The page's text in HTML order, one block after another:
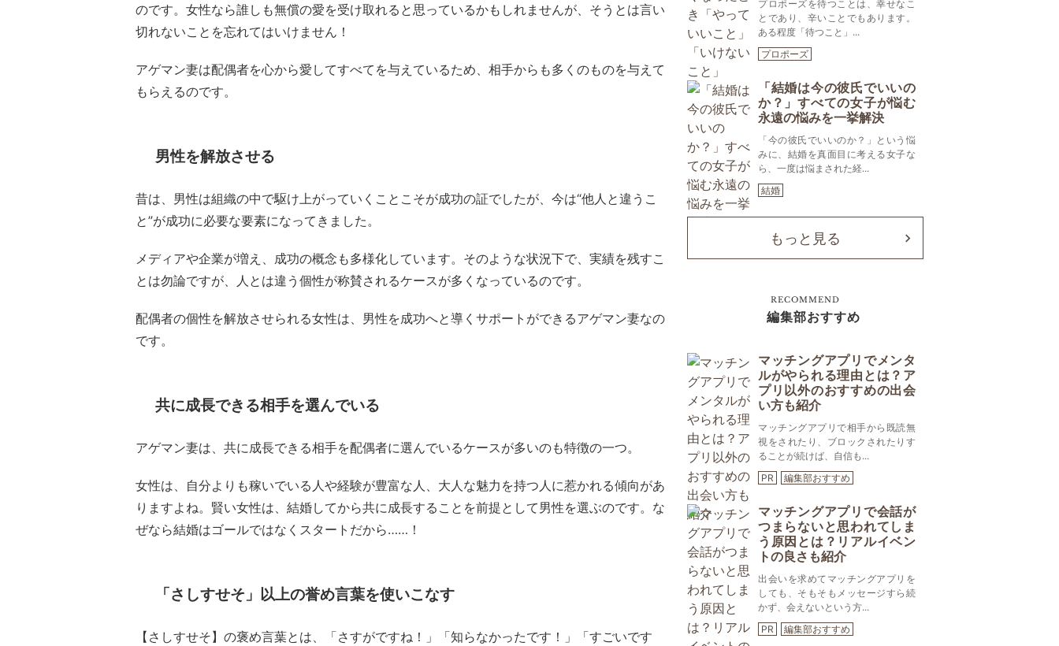
のです。女性なら誰しも無償の愛を受け取れると思っているかもしれませんが、そうとは言い
切れないことを忘れてはいけません！
アゲマン妻は配偶者を心から愛してすべてを与えているため、相手からも多くのものを与えて
もらえるのです。
男性を解放させる
昔は、男性は組織の中で駆け上がっていくことこそが成功の証でしたが、今は“他人と違うこ
と”が成功に必要な要素になってきました。
メディアや企業が増え、成功の概念も多様化しています。そのような状況下で、実績を残すこ
とは勿論ですが、人とは違う個性が称賛されるケースが多くなっているのです。
配偶者の個性を解放させられる女性は、男性を成功へと導くサポートができるアゲマン妻なの
です。
共に成長できる相手を選んでいる
アゲマン妻は、共に成長できる相手を配偶者に選んでいるケースが多いのも特徴の一つ。
女性は、自分よりも稼いでいる人や経験が豊富な人、大人な魅力を持つ人に惹かれる傾向があ
りますよね。賢い女性は、結婚してから共に成長することを前提として男性を選ぶのです。な
ぜなら結婚はゴールではなくスタートだから……！
「さしすせそ」以上の誉め言葉を使いこなす
【さしすせそ】の褒め言葉とは、「さすがですね！」「知らなかったです！」「すごいです
プロポーズを待つことは、幸せなこ
とであり、辛いことでもあります。
ある程度「待つこと」...
プロポーズ
「結婚は今の彼氏でいいの
か？」すべての女子が悩む
永遠の悩みを一挙解決
「今の彼氏でいいのか？」という悩
みに、結婚を真面目に考える女子な
ら、一度は悩まされた経...
結婚
もっと見る
RECOMMEND
編集部おすすめ
マッチングアプリでメンタ
ルがやられる理由とは？ア
プリ以外のおすすめの出会
い方も紹介
マッチングアプリで相手から既読無
視をされたり、ブロックされたりす
ることが続けば、自信も...
PR
編集部おすすめ
マッチングアプリで会話が
つまらないと思われてしま
う原因とは？リアルイベン
トの良さも紹介
出会いを求めてマッチングアプリを
しても、そもそもメッセージすら続
かず、会えないという方...
PR
編集部おすすめ